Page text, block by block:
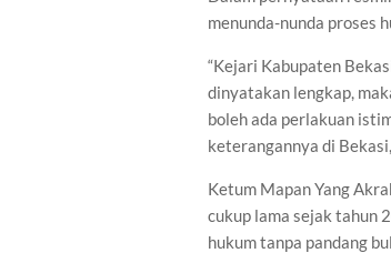
menunda-nunda proses
“Kejari Kabupaten
dinyatakan lengkap,
boleh ada perlakuan
keterangannya di
Ketum Mapan Yang
cukup lama sejak tahun
hukum tanpa pandang